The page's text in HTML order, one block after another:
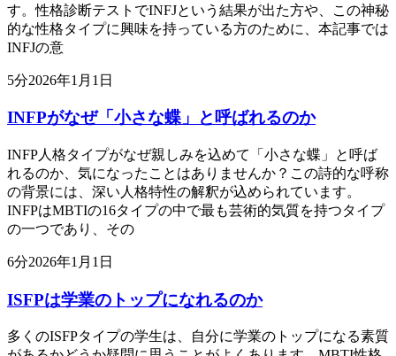
す。性格診断テストでINFJという結果が出た方や、この神秘
的な性格タイプに興味を持っている方のために、本記事では
INFJの意
5分2026年1月1日
INFPがなぜ「小さな蝶」と呼ばれるのか
INFP人格タイプがなぜ親しみを込めて「小さな蝶」と呼ば
れるのか、気になったことはありませんか？この詩的な呼称
の背景には、深い人格特性の解釈が込められています。
INFPはMBTIの16タイプの中で最も芸術的気質を持つタイプ
の一つであり、その
6分2026年1月1日
ISFPは学業のトップになれるのか
多くのISFPタイプの学生は、自分に学業のトップになる素質